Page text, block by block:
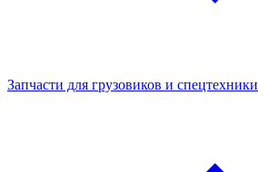
Запчасти для грузовиков и спецтехники